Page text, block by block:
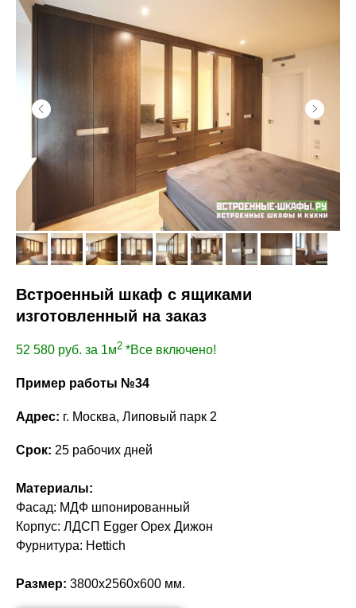
Встроенный шкаф с ящиками
изготовленный на заказ
52 580 руб. за 1м2 *Все включено!
Пример работы №34
Адрес: г. Москва, Липовый парк 2
Срок: 25 рабочих дней
Материалы:
Фасад: МДФ шпонированный
Корпус: ЛДСП Egger Орех Дижон
Фурнитура: Hettich
Размер: 3800х2560х600 мм.